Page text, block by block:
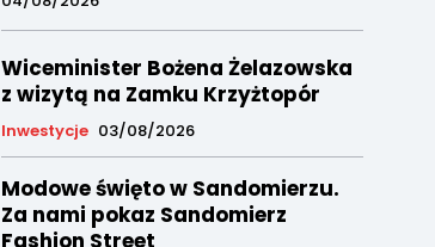
Wiceminister Bożena Żelazowska
z wizytą na Zamku Krzyżtopór
Inwestycje 03/08/2026
Modowe święto w Sandomierzu.
Za nami pokaz Sandomierz